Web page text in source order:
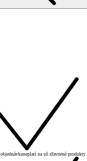
neplatí na už zľavnené produkty